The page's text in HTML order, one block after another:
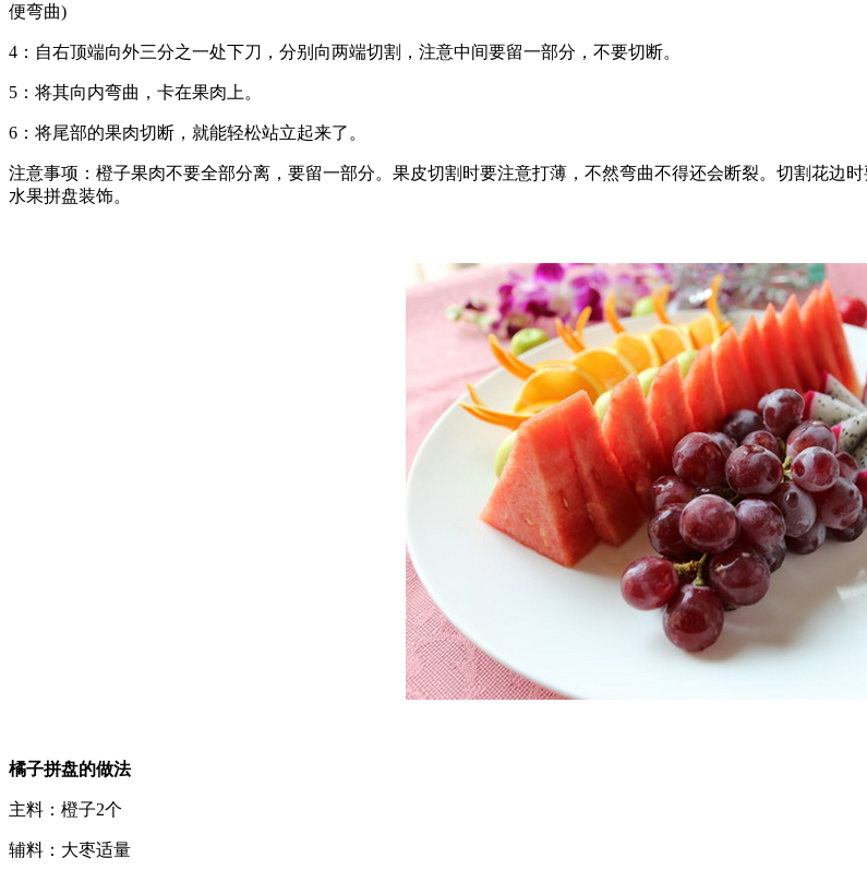
便弯曲)
4：自右顶端向外三分之一处下刀，分别向两端切割，注意中间要留一部分，不要切断。
5：将其向内弯曲，卡在果肉上。
6：将尾部的果肉切断，就能轻松站立起来了。
注意事项：橙子果肉不要全部分离，要留一部分。果皮切割时要注意打薄，不然弯曲不得还会断裂。切割花边
水果拼盘装饰。
橘子拼盘的做法
主料：橙子2个
辅料：大枣适量